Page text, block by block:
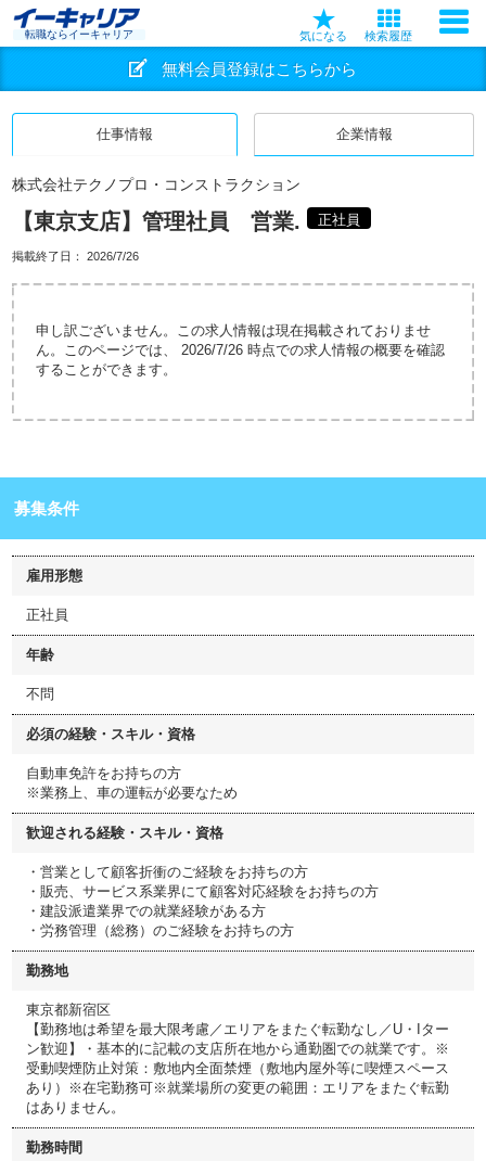
転職ならイーキャリア 気になる 検索履歴
無料会員登録はこちらから
仕事情報 企業情報
株式会社テクノプロ・コンストラクション
【東京支店】管理社員 営業. 正社員
掲載終了日： 2026/7/26
申し訳ございません。この求人情報は現在掲載されておりませ
ん。このページでは、 2026/7/26 時点での求人情報の概要を確認
することができます。
募集条件
雇用形態
正社員
年齢
不問
必須の経験・スキル・資格
自動車免許をお持ちの方
※業務上、車の運転が必要なため
歓迎される経験・スキル・資格
・営業として顧客折衝のご経験をお持ちの方
・販売、サービス系業界にて顧客対応経験をお持ちの方
・建設派遣業界での就業経験がある方
・労務管理（総務）のご経験をお持ちの方
勤務地
東京都新宿区
【勤務地は希望を最大限考慮／エリアをまたぐ転勤なし／U・Iター
ン歓迎】・基本的に記載の支店所在地から通勤圏での就業です。※
受動喫煙防止対策：敷地内全面禁煙（敷地内屋外等に喫煙スペース
あり）※在宅勤務可※就業場所の変更の範囲：エリアをまたぐ転勤
はありません。
勤務時間